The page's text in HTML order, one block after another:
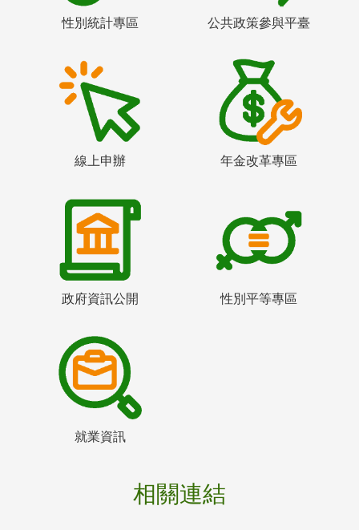
性別統計專區 公共政策參與平臺
線上申辦 年金改革專區
政府資訊公開 性別平等專區
就業資訊
相關連結